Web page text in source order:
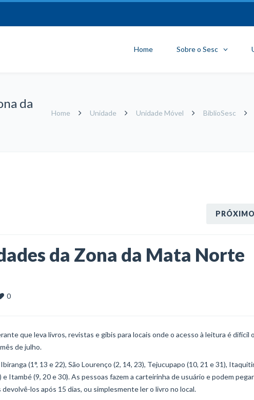
Home Sobre o Sesc
da
Home Unidade Unidade Móvel BiblioSesc
PRÓXIMO
da Zona da Mata Norte
0
que leva livros, revistas e gibis para locais onde o acesso à leitura é difícil
de julho.
(1°, 13 e 22), São Lourenço (2, 14, 23), Tejucupapo (10, 21 e 31),
Itambé (9, 20 e 30). As pessoas fazem a carteirinha de usuário e podem
los após 15 dias, ou simplesmente ler o livro no local.